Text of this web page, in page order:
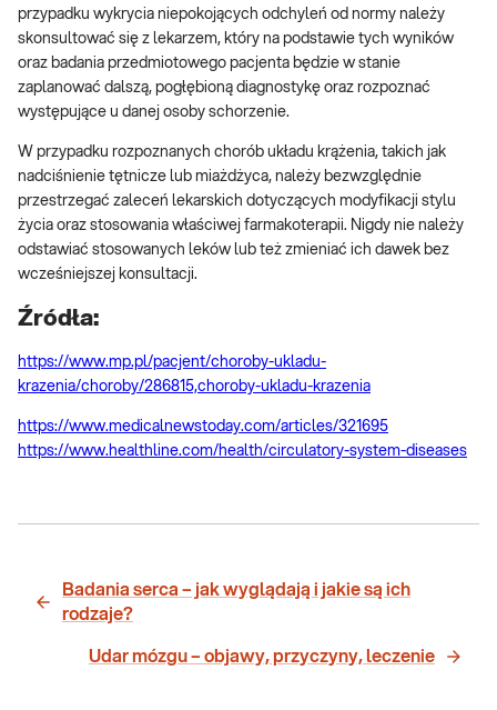
przypadku wykrycia niepokojących odchyleń od normy należy
skonsultować się z lekarzem, który na podstawie tych wyników
oraz badania przedmiotowego pacjenta będzie w stanie
zaplanować dalszą, pogłębioną diagnostykę oraz rozpoznać
występujące u danej osoby schorzenie.
W przypadku rozpoznanych chorób układu krążenia, takich jak
nadciśnienie tętnicze lub miażdżyca, należy bezwzględnie
przestrzegać zaleceń lekarskich dotyczących modyfikacji stylu
życia oraz stosowania właściwej farmakoterapii. Nigdy nie należy
odstawiać stosowanych leków lub też zmieniać ich dawek bez
wcześniejszej konsultacji.
Źródła:
https://www.mp.pl/pacjent/choroby-ukladu-
krazenia/choroby/286815,choroby-ukladu-krazenia
https://www.medicalnewstoday.com/articles/321695
https://www.healthline.com/health/circulatory-system-diseases
Badania serca – jak wyglądają i jakie są ich
rodzaje?
Udar mózgu – objawy, przyczyny, leczenie